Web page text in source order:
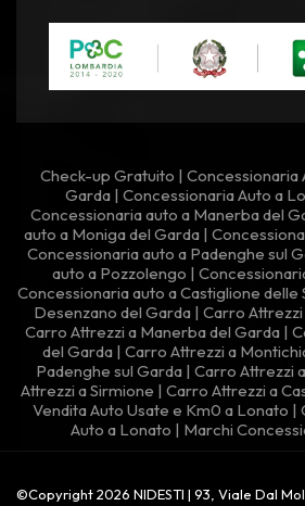
Check-up Gratuito | Concessionaria
Garda | Concessionaria Auto a
Concessionaria auto a Manerba del
auto a Moniga del Garda|
Concessionaria auto a Padenghe sul
auto a Pozzolengo |
Concessionaria auto a Castiglione delle
Desenzano del Garda | Carro
Carro Attrezzi a Manerba del Garda |
del Garda | Carro Attrezzi a
Padenghe sul Garda | Carro Attrezzi
Attrezzi a Sirmione | Carro Attrezzi a
Vendita Auto Usate e Km0 a Lonato |
Auto a Lonato | Marchi
©Copyright 2026 NIDESTI | 93, Viale Dal